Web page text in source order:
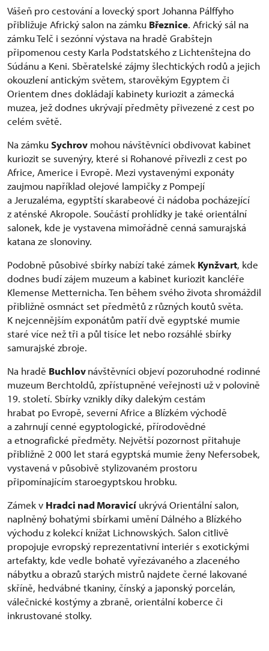
Vášeň pro cestování a lovecký sport Johanna Pálffyho
přibližuje Africký salon na zámku Březnice. Africký sál na
zámku Telč i sezónní výstava na hradě Grabštejn
připomenou cesty Karla Podstatského z Lichtenštejna do
Súdánu a Keni. Sběratelské zájmy šlechtických rodů a jejich
okouzlení antickým světem, starověkým Egyptem či
Orientem dnes dokládají kabinety kuriozit a zámecká
muzea, jež dodnes ukrývají předměty přivezené z cest po
celém světě.
Na zámkuSychrov mohou návštěvníci obdivovat kabinet
kuriozit se suvenýry, které si Rohanové přivezli z cest po
Africe, Americe i Evropě. Mezi vystavenými exponáty
zaujmou například olejové lampičky z Pompejí
a Jeruzaléma, egyptští skarabeové či nádoba pocházející
z aténské Akropole. Součástí prohlídky je také orientální
salonek, kde je vystavena mimořádně cenná samurajská
katana ze slonoviny.
Podobně působivé sbírky nabízí také zámek Kynžvart, kde
dodnes budí zájem muzeum a kabinet kuriozit kancléře
Klemense Metternicha. Ten během svého života shromáždil
přibližně osmnáct set předmětů z různých koutů světa.
K nejcennějším exponátům patří dvě egyptské mumie
staré více než tři a půl tisíce let nebo rozsáhlé sbírky
samurajské zbroje.
Na hradě Buchlovnávštěvníci objeví pozoruhodné rodinné
muzeum Berchtoldů, zpřístupněné veřejnosti už v polovině
19. století. Sbírky vznikly díky dalekým cestám
hrabat po Evropě, severní Africe a Blízkém východě
a zahrnují cenné egyptologické, přírodovědné
a etnografické předměty. Největší pozornost přitahuje
přibližně 2 000 let stará egyptská mumie ženy Nefersobek,
vystavená v působivě stylizovaném prostoru
připomínajícím staroegyptskou hrobku.
Zámek v Hradci nad Moravicí ukrývá Orientální salon,
naplněný bohatými sbírkami umění Dálného a Blízkého
východu z kolekcí knížat Lichnowských. Salon citlivě
propojuje evropský reprezentativní interiér s exotickými
artefakty, kde vedle bohatě vyřezávaného a zlaceného
nábytku a obrazů starých mistrů najdete černé lakované
skříně, hedvábné tkaniny, čínský a japonský porcelán,
válečnické kostýmy a zbraně, orientální koberce či
inkrustované stolky.